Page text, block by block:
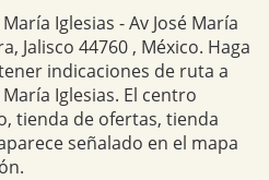
Iglesias - Av José María
Jalisco 44760 , México. Haga
indicaciones de ruta a
Iglesias. El centro
tienda de ofertas, tienda
señalado en el mapa